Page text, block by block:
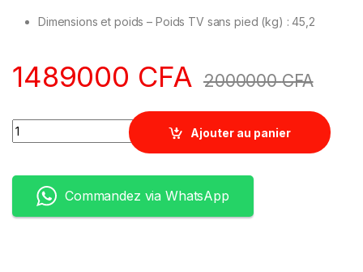
Dimensions et poids – Poids TV sans pied (kg) : 45,2
1489000 CFA 2000000CFA
Quantity
Ajouter au panier
Commandez via WhatsApp